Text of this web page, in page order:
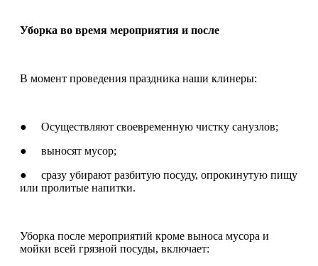
Уборка во время мероприятия и после
В момент проведения праздника наши клинеры:
● Осуществляют своевременную чистку санузлов;
● выносят мусор;
● сразу убирают разбитую посуду, опрокинутую пищу
или пролитые напитки.
Уборка после мероприятий кроме выноса мусора и
мойки всей грязной посуды, включает: